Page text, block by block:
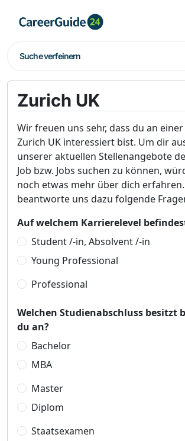
Suche verfeinern
Zurich UK
Wir freuen uns sehr, dass du an
Zurich UK interessiert bist. Um dir
unserer aktuellen Stellenangebote
Job bzw. Jobs suchen zu können,
noch etwas mehr über dich
beantworte uns dazu folgende
Auf welchem Karrierelevel
Student /-in, Absolvent /-in
Young Professional
Professional
Welchen Studienabschluss besitzt
du an?
Bachelor
MBA
Master
Diplom
Staatsexamen